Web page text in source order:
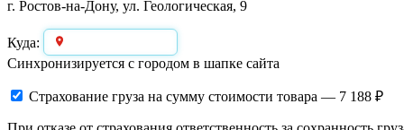
г. Ростов-на-Дону, ул. Геологическая, 9
Куда:
Синхронизируется с городом в шапке сайта
Страхование груза на сумму стоимости товара — 7 188 ₽